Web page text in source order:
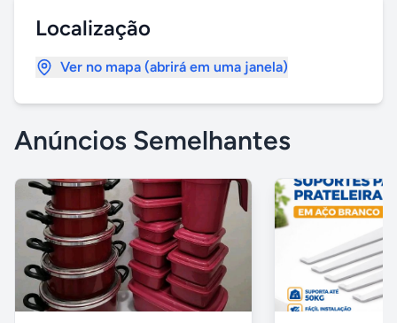
Localização
Ver no mapa (abrirá em uma janela)
Anúncios Semelhantes